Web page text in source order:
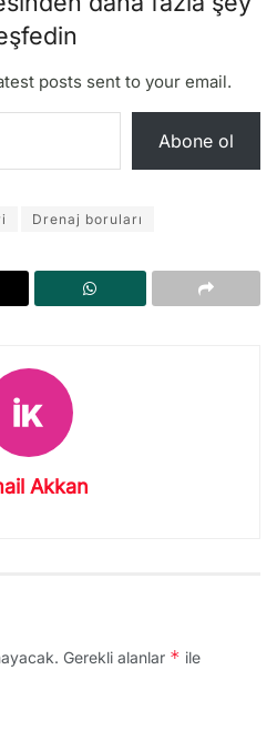
posts sent to your email.
Abone ol
Drenaj boruları
Akkan
Gerekli alanlar * ile